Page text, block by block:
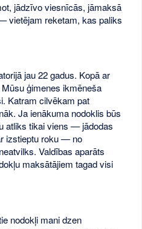
jādzīvo viesnīcās, jāmaksā
vietējam reketam, kas paliks
jau 22 gadus. Kopā ar
ģimenes ikmēneša
Katram cilvēkam pat
Ja ienākuma nodoklis būs
atliks tikai viens — jādodas
izstieptu roku — no
Valdības aparāts
maksātājiem tagad visi
nodokļi mani dzen